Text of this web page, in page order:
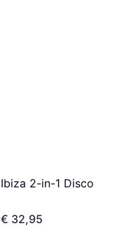
Ibiza 2-in-1 Discolight
€ 32,95